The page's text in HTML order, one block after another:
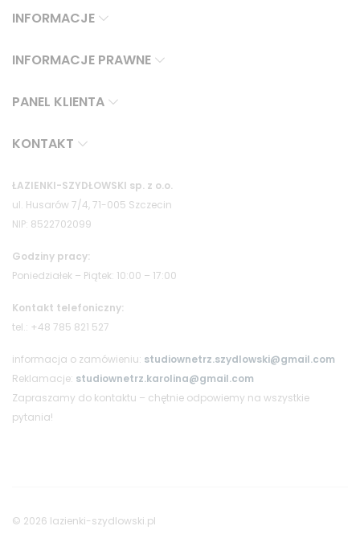
INFORMACJE
INFORMACJE PRAWNE
PANEL KLIENTA
KONTAKT
ŁAZIENKI-SZYDŁOWSKI sp. z o.o.
ul. Husarów 7/4, 71-005 Szczecin
NIP: 8522702099
Godziny pracy:
Poniedziałek – Piątek: 10:00 – 17:00
Kontakt telefoniczny:
tel.: +48 785 821 527
informacja o zamówieniu: studiownetrz.szydlowski@gmail.com
Reklamacje: studiownetrz.karolina@gmail.com
Zapraszamy do kontaktu – chętnie odpowiemy na wszystkie
pytania!
© 2026 lazienki-szydlowski.pl